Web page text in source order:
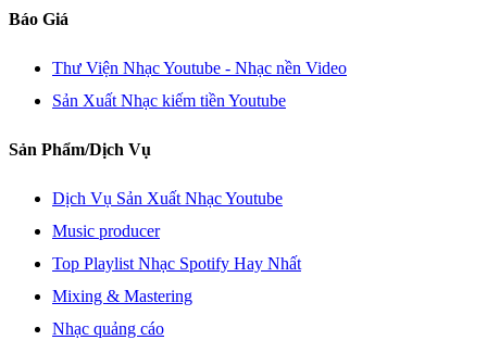
Báo Giá
Thư Viện Nhạc Youtube - Nhạc nền Video
Sản Xuất Nhạc kiếm tiền Youtube
Sản Phẩm/Dịch Vụ
Dịch Vụ Sản Xuất Nhạc Youtube
Music producer
Top Playlist Nhạc Spotify Hay Nhất
Mixing & Mastering
Nhạc quảng cáo